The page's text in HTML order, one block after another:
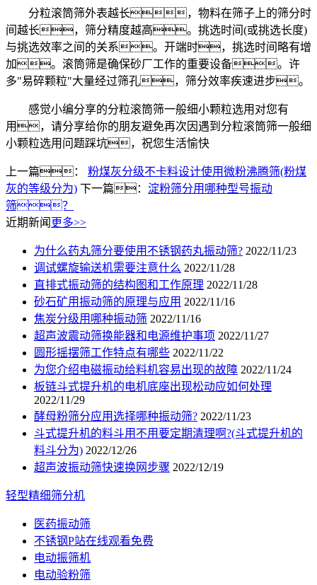
分粒滚筒筛外表越长，物料在筛子上的筛分时
间越长，筛分精度越高。挑选时间(或挑选长度)
与挑选效率之间的关系。开端时，挑选时间略有增
加。滚筒筛是确保砂厂工作的重要设备。许
多"易碎颗粒"大量经过筛孔，筛分效率疾速进步。
感觉小编分享的分粒滚筒筛一般细小颗粒选用对您有
用，请分享给你的朋友避免再次因遇到分粒滚筒筛一般细
小颗粒选用问题踩坑，祝您生活愉快
上一篇： 粉煤灰分级不卡料设计使用微粉沸腾筛(粉煤
灰的等级分为) 下一篇： 淀粉筛分用哪种型号振动
筛？
近期新闻 更多>>
为什么药丸筛分要使用不锈钢药丸振动筛? 2022/11/23
调试螺旋输送机需要注意什么 2022/11/28
直排式振动筛的结构图和工作原理 2022/11/28
砂石矿用振动筛的原理与应用 2022/11/16
焦炭分级用哪种振动筛 2022/11/16
超声波震动筛换能器和电源维护事项 2022/11/27
圆形摇摆筛工作特点有哪些 2022/11/22
为您介绍电磁振动给料机容易出现的故障 2022/11/24
板链斗式提升机的电机底座出现松动应如何处理
2022/11/29
酵母粉筛分应用选择哪种振动筛? 2022/11/23
斗式提升机的料斗用不用要定期清理啊?(斗式提升机的
料斗分为) 2022/12/26
超声波振动筛快速换网步骤 2022/12/19
轻型精细筛分机
医药振动筛
不锈钢P站在线观看免费
电动振筛机
电动验粉筛